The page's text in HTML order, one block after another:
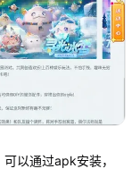
以通过apk安装，